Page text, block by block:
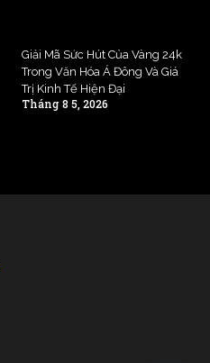
Giải Mã Sức Hút Của Vàng 24k
Trong Văn Hóa Á Đông Và Giá
Trị Kinh Tế Hiện Đại
Tháng 8 5, 2026